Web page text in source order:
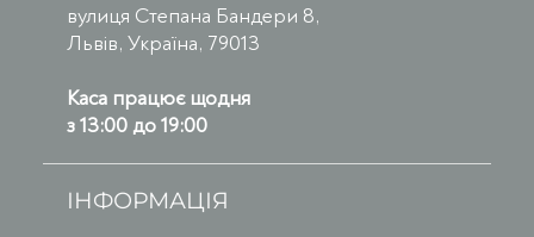
вулиця Степана Бандери 8,
Львів, Україна, 79013
Каса працює щодня
з 13:00 до 19:00
ІНФОРМАЦІЯ